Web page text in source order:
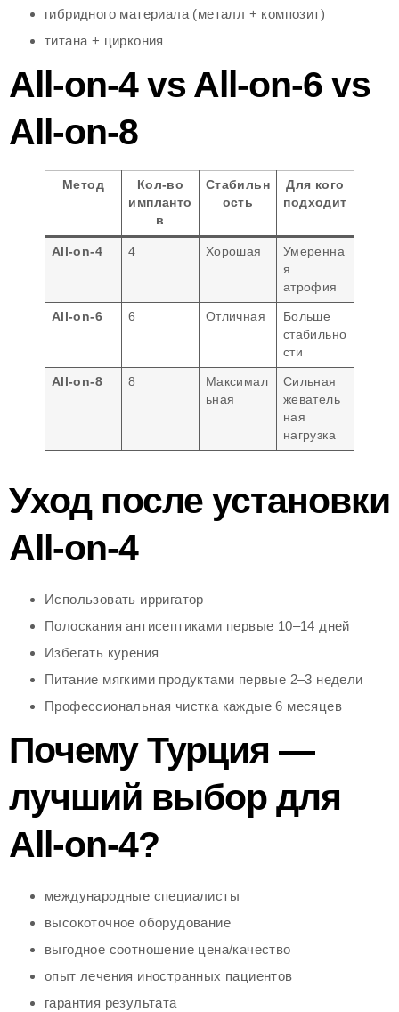
гибридного материала (металл + композит)
титана + циркония
All-on-4 vs All-on-6 vs
All-on-8
Метод
Кол-во
импланто
в
Стабильн
ость
Для кого
подходит
All-on-4 4 Хорошая
Умеренна
я
атрофия
All-on-6 6 Отличная
Больше
стабильно
сти
All-on-8 8
Максимал
ьная
Сильная
жеватель
ная
нагрузка
Уход после установки
All-on-4
Использовать ирригатор
Полоскания антисептиками первые 10–14 дней
Избегать курения
Питание мягкими продуктами первые 2–3 недели
Профессиональная чистка каждые 6 месяцев
Почему Турция —
лучший выбор для
All-on-4?
международные специалисты
высокоточное оборудование
выгодное соотношение цена/качество
опыт лечения иностранных пациентов
гарантия результата